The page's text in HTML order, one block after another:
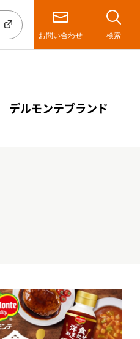
お問い合わせ 検索
デルモンテブランド